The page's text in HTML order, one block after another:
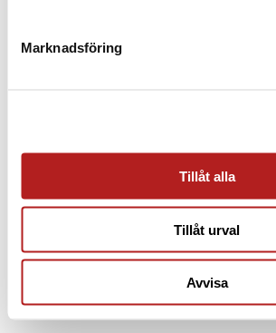
Marknadsföring
Tillåt alla
Tillåt urval
Avvisa